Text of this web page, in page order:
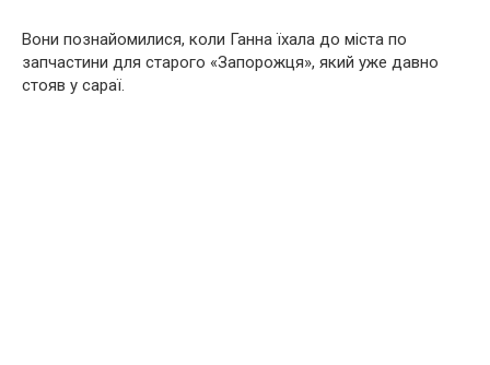
Вони познайомилися, коли Ганна їхала до міста по
запчастини для старого «Запорожця», який уже давно
стояв у сараї.